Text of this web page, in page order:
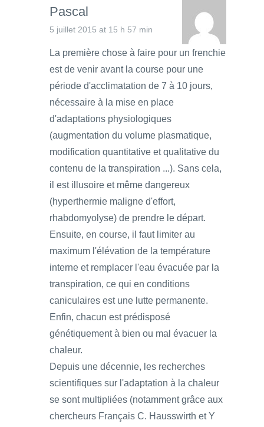
Pascal
5 juillet 2015 at 15 h 57 min
La première chose à faire pour un frenchie
est de venir avant la course pour une
période d'acclimatation de 7 à 10 jours,
nécessaire à la mise en place
d'adaptations physiologiques
(augmentation du volume plasmatique,
modification quantitative et qualitative du
contenu de la transpiration ...). Sans cela,
il est illusoire et même dangereux
(hyperthermie maligne d'effort,
rhabdomyolyse) de prendre le départ.
Ensuite, en course, il faut limiter au
maximum l'élévation de la température
interne et remplacer l'eau évacuée par la
transpiration, ce qui en conditions
caniculaires est une lutte permanente.
Enfin, chacun est prédisposé
génétiquement à bien ou mal évacuer la
chaleur.
Depuis une décennie, les recherches
scientifiques sur l'adaptation à la chaleur
se sont multipliées (notamment grâce aux
chercheurs Français C. Hausswirth et Y